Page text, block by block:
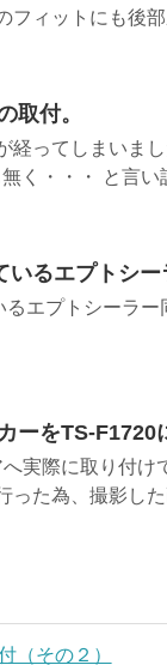
フィットにも後
取付。
経ってしまいま
く・・・ と言い
いるエプトシ
エプトシーラー
ーをTS-F1720
実際に取り付け
った為、撮影し
（その２）